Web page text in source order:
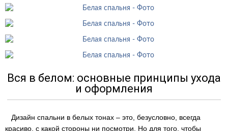
Вся в белом: основные принципы ухода
и оформления
Дизайн спальни в белых тонах – это, безусловно, всегда
красиво, с какой стороны ни посмотри. Но для того, чтобы